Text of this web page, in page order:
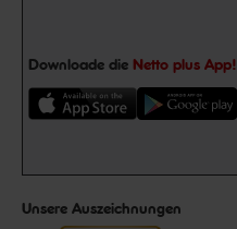
Downloade die Netto plus App!
Unsere Auszeichnungen